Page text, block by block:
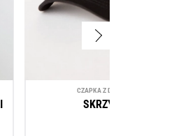
CZAPKА Z DASZKIEM
SKRZYDŁA